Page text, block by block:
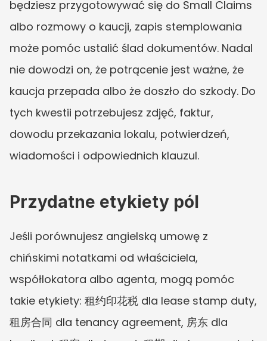
będziesz przygotowywać się do Small Claims
albo rozmowy o kaucji, zapis stemplowania
może pomóc ustalić ślad dokumentów. Nadal
nie dowodzi on, że potrącenie jest ważne, że
kaucja przepada albo że doszło do szkody. Do
tych kwestii potrzebujesz zdjęć, faktur,
dowodu przekazania lokalu, potwierdzeń,
wiadomości i odpowiednich klauzul.
Przydatne etykiety pól
Jeśli porównujesz angielską umowę z
chińskimi notatkami od właściciela,
współlokatora albo agenta, mogą pomóc
takie etykiety: 租约印花税 dla lease stamp duty,
租房合同 dla tenancy agreement, 房东 dla